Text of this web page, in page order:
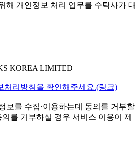
해 개인정보 처리 업무를 수탁사가 대
KOREA LIMITED
처리방침을 확인해주세요.(링크)
보를 수집·이용하는데 동의를 거부할
를 거부하실 경우 서비스 이용이 제